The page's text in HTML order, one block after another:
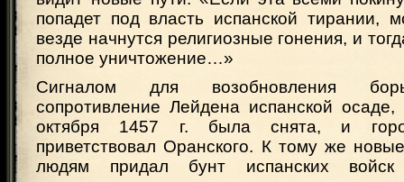
попадет под власть испанской тирании,
везде начнутся религиозные гонения, и
полное уничтожение…»
Сигналом для возобновления
сопротивление Лейдена испанской
октября 1457 г. была снята, и
приветствовал Оранского. К тому же
людям придал бунт испанских войск